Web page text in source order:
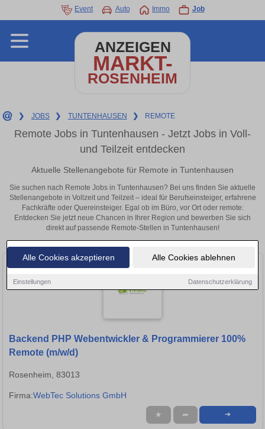
Alle Cookies akzeptieren Alle Cookies ablehnen
Einstellungen Datenschutzerklärung
Event Auto Immo Job
ANZEIGEN
MARKT-
ROSENHEIM
❯ JOBS ❯ TUNTENHAUSEN ❯ REMOTE
Remote Jobs in Tuntenhausen - Jetzt Jobs in Voll-
und Teilzeit entdecken
Aktuelle Stellenangebote für Remote in Tuntenhausen
Sie suchen nach Remote Jobs in Tuntenhausen? Bei uns finden Sie aktuelle
Stellenangebote in Vollzeit und Teilzeit – ideal für Berufseinsteiger, erfahrene
Fachkräfte oder Quereinsteiger. Egal ob im Büro, vor Ort oder remote:
Entdecken Sie jetzt neue Chancen in Ihrer Region und bewerben Sie sich
direkt auf passende Remote-Stellen in Tuntenhausen!
Backend PHP Webentwickler & Programmierer 100%
Remote (m/w/d)
Rosenheim, 83013
Firma:WebTec Solutions GmbH
★ ➦ ➜